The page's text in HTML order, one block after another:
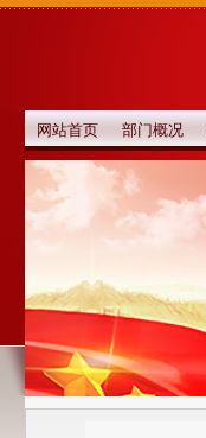
网站首页 部门概况